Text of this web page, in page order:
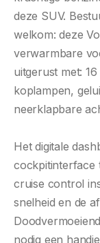
deze SUV.
welkom: deze
verwarmbare
uitgerust met:
koplampen,
neerklapbare
Het digitale
cockpitinterface
cruise control
snelheid en de
nodig een